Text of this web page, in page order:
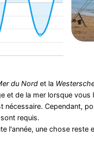
du Nordet la
et de la mer lorsque vous
nécessaire. Cependant,
requis.
l'année, une chose